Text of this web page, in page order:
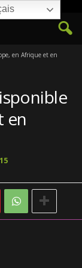
en Afrique et en
en